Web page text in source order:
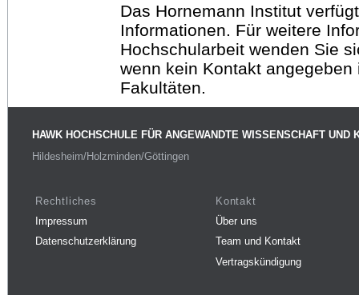
Das Hornemann Institut
Informationen. Für weitere
Hochschularbeit wenden Sie
wenn kein Kontakt
Fakultäten.
HAWK HOCHSCHULE FÜR ANGEWANDTE WISSENSCHAFT UND
Hildesheim/Holzminden/Göttingen
Rechtliches
Impressum
Datenschutzerklärung
Kontakt
Über uns
Team und Kontakt
Vertragskündigung